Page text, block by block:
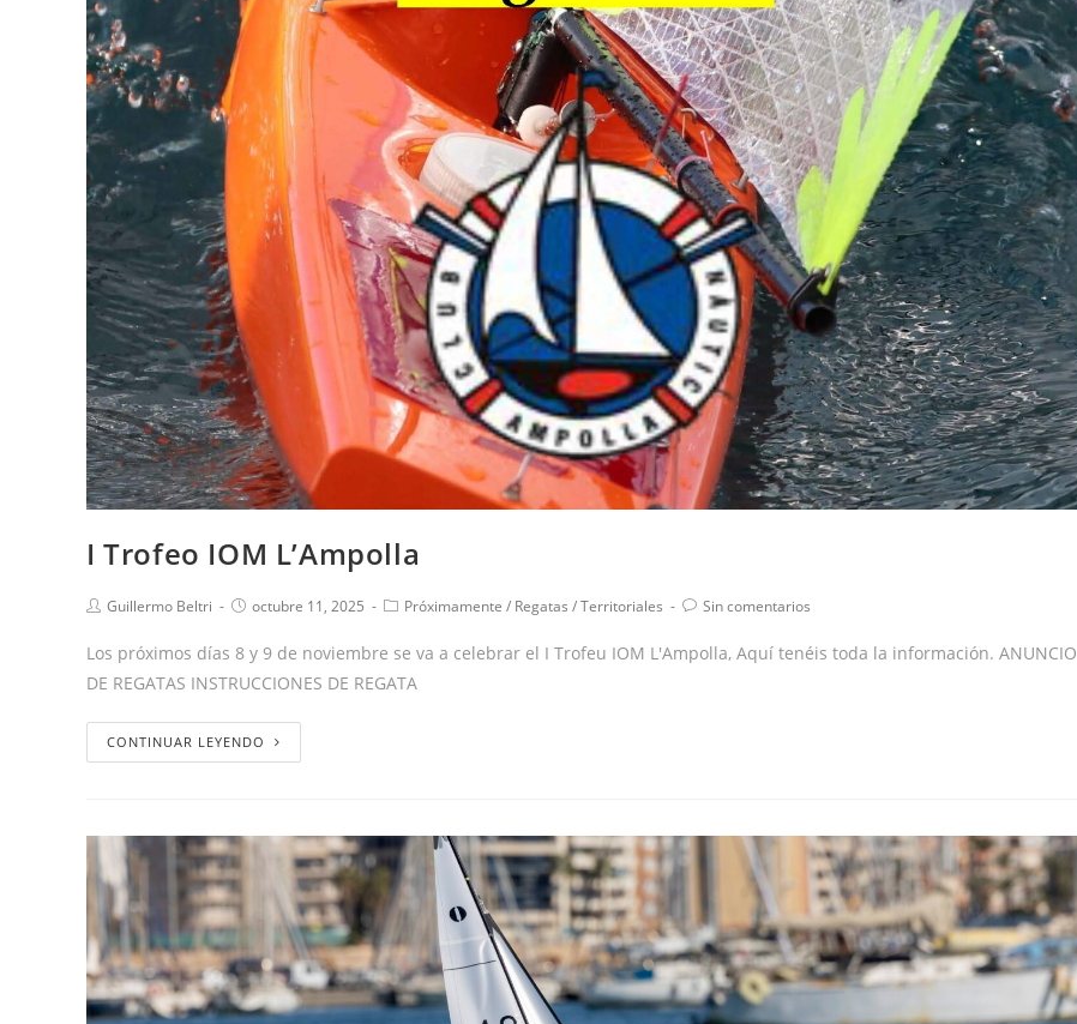
I Trofeo IOM L’Ampolla
Guillermo Beltri octubre 11, 2025 Próximamente / Regatas /Territoriales Sin comentarios
Los próximos días 8 y 9 de noviembre se va a celebrar el I Trofeu IOM L'Ampolla, Aquí tenéis toda la información. ANUNCIO
DE REGATAS INSTRUCCIONES DE REGATA
CONTINUAR LEYENDO